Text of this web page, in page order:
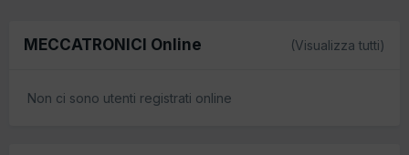
MECCATRONICI Online (Visualizza tutti)
Non ci sono utenti registrati online